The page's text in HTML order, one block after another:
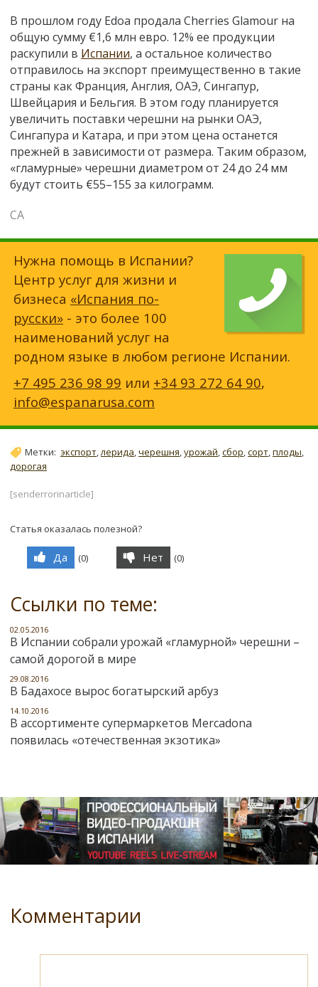
В прошлом году Edoa продала Cherries Glamour на
общую сумму €1,6 млн евро. 12% ее продукции
раскупили в Испании, а остальное количество
отправилось на экспорт преимущественно в такие
страны как Франция, Англия, ОАЭ, Сингапур,
Швейцария и Бельгия. В этом году планируется
увеличить поставки черешни на рынки ОАЭ,
Сингапура и Катара, и при этом цена останется
прежней в зависимости от размера. Таким образом,
«гламурные» черешни диаметром от 24 до 24 мм
будут стоить €55–155 за килограмм.
СА
Нужна помощь в Испании?
Центр услуг для жизни и
бизнеса «Испания по-
русски» - это более 100
наименований услуг на
родном языке в любом регионе Испании.
+7 495 236 98 99 или +34 93 272 64 90,
info@espanarusa.com
Метки: экспорт,лерида,черешня,урожай,сбор,сорт,плоды,
дорогая
[senderrorinarticle]
Статья оказалась полезной?
Да (0) Нет (0)
Ссылки по теме:
02.05.2016
В Испании собрали урожай «гламурной» черешни –
самой дорогой в мире
29.08.2016
В Бадахосе вырос богатырский арбуз
14.10.2016
В ассортименте супермаркетов Mercadona
появилась «отечественная экзотика»
Комментарии